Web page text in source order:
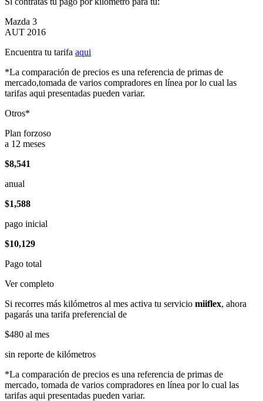
Mazda 3
AUT 2016
Encuentra tu tarifa aqui
*La comparación de precios es una referencia de primas de
mercado,tomada de varios compradores en línea por lo cual las
tarifas aqui presentadas pueden variar.
Otros*
Plan forzoso
a 12 meses
$8,541
anual
$1,588
pago inicial
$10,129
Pago total
Ver completo
Si recorres más kilómetros al mes activa tu servicio miiflex, ahora
pagarás una tarifa preferencial de
$480 al mes
sin reporte de kilómetros
*La comparación de precios es una referencia de primas de
mercado, tomada de varios compradores en línea por lo cual las
tarifas aqui presentadas pueden variar.